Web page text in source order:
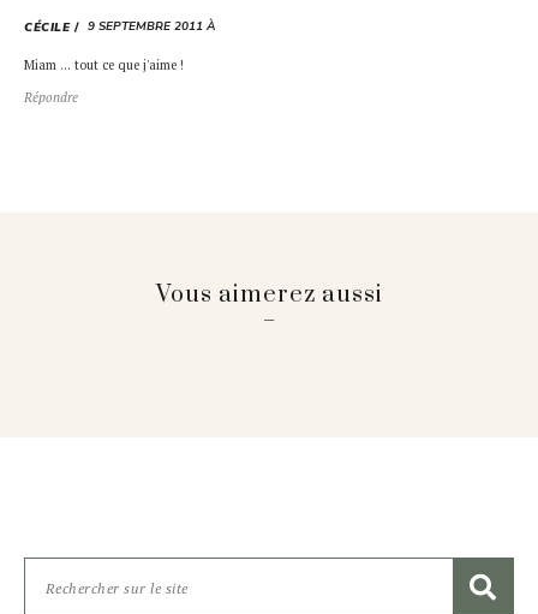
CÉCILE 9 SEPTEMBRE 2011 À
Miam … tout ce que j'aime !
Répondre
Vous aimerez aussi